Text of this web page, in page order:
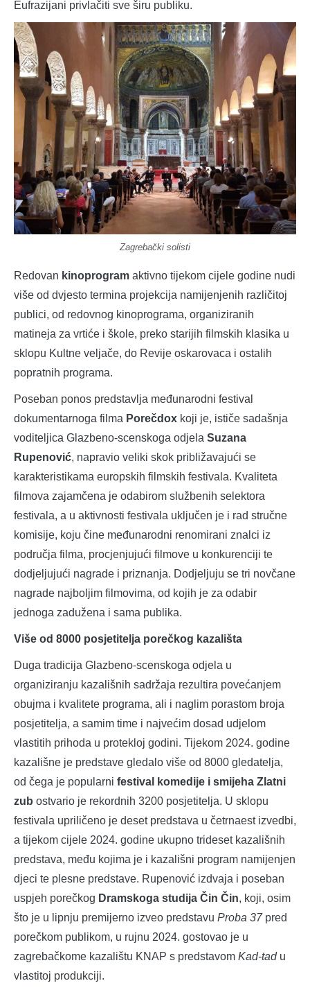
Eufrazijani privlačiti sve širu publiku.
Zagrebački solisti
Redovan kinoprogram aktivno tijekom cijele godine nudi
više od dvjesto termina projekcija namijenjenih različitoj
publici, od redovnog kinoprograma, organiziranih
matineja za vrtiće i škole, preko starijih filmskih klasika u
sklopu Kultne veljače, do Revije oskarovaca i ostalih
popratnih programa.
Poseban ponos predstavlja međunarodni festival
dokumentarnoga filma Porečdox koji je, ističe sadašnja
voditeljica Glazbeno-scenskoga odjela Suzana
Rupenović, napravio veliki skok približavajući se
karakteristikama europskih filmskih festivala. Kvaliteta
filmova zajamčena je odabirom službenih selektora
festivala, a u aktivnosti festivala uključen je i rad stručne
komisije, koju čine međunarodni renomirani znalci iz
područja filma, procjenjujući filmove u konkurenciji te
dodjeljujući nagrade i priznanja. Dodjeljuju se tri novčane
nagrade najboljim filmovima, od kojih je za odabir
jednoga zadužena i sama publika.
Više od 8000 posjetitelja porečkog kazališta
Duga tradicija Glazbeno-scenskoga odjela u
organiziranju kazališnih sadržaja rezultira povećanjem
obujma i kvalitete programa, ali i naglim porastom broja
posjetitelja, a samim time i najvećim dosad udjelom
vlastitih prihoda u protekloj godini. Tijekom 2024. godine
kazališne je predstave gledalo više od 8000 gledatelja,
od čega je popularni festival komedije i smijeha Zlatni
zub ostvario je rekordnih 3200 posjetitelja. U sklopu
festivala upriličeno je deset predstava u četrnaest izvedbi,
a tijekom cijele 2024. godine ukupno trideset kazališnih
predstava, među kojima je i kazališni program namijenjen
djeci te plesne predstave. Rupenović izdvaja i poseban
uspjeh porečkog Dramskoga studija Čin Čin, koji, osim
što je u lipnju premijerno izveo predstavu Proba 37pred
porečkom publikom, u rujnu 2024. gostovao je u
zagrebačkome kazalištu KNAP s predstavom Kad-tad u
vlastitoj produkciji.